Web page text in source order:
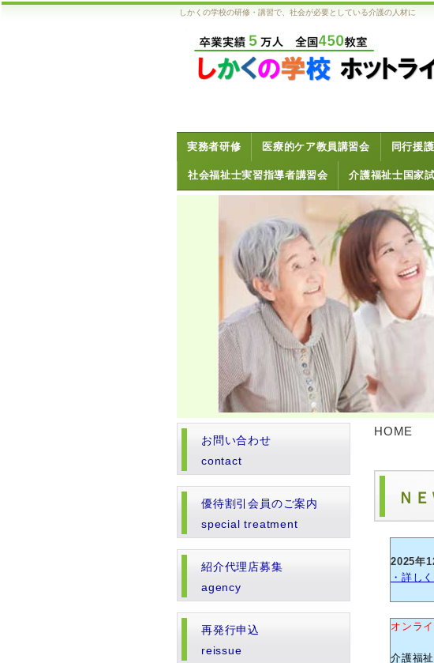
しかくの学校の研修・講習で、社会が必要としている介護の人材に
実務者研修 医療的ケア教員講習会 同行援
社会福祉士実習指導者講習会 介護福祉士国家
HOME
Ｎ
2025年
・詳し
オンラ
介護福
お問い合わせ
contact
優待割引会員のご案内
special treatment
紹介代理店募集
agency
再発行申込
reissue